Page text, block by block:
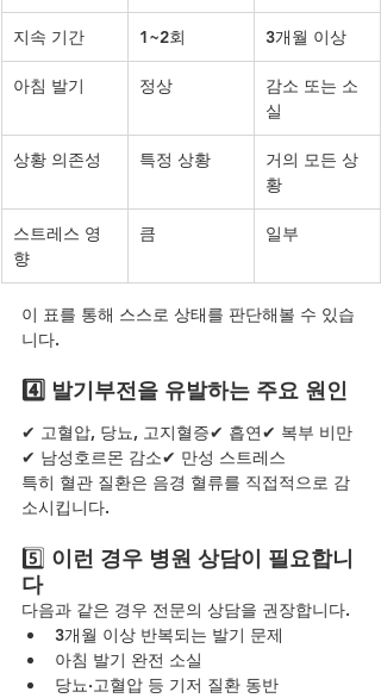
지속 기간 1~2회 3개월 이상
아침 발기 정상
감소 또는 소
실
상황 의존성 특정 상황
거의 모든 상
황
스트레스 영
향
큼 일부
이 표를 통해 스스로 상태를 판단해볼 수 있습
니다.
4️⃣ 발기부전을 유발하는 주요 원인
✔ 고혈압, 당뇨, 고지혈증✔ 흡연✔ 복부 비만
✔ 남성호르몬 감소✔ 만성 스트레스
특히 혈관 질환은 음경 혈류를 직접적으로 감
소시킵니다.
5️⃣ 이런 경우 병원 상담이 필요합니
다
다음과 같은 경우 전문의 상담을 권장합니다.
3개월 이상 반복되는 발기 문제
아침 발기 완전 소실
당뇨·고혈압 등 기저 질환 동반